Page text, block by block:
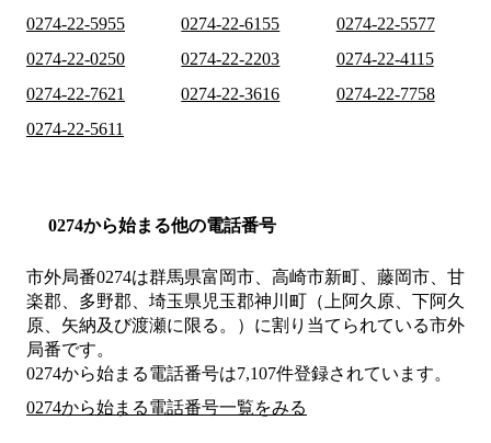
0274-22-5955
0274-22-6155
0274-22-5577
0274-22-0250
0274-22-2203
0274-22-4115
0274-22-7621
0274-22-3616
0274-22-7758
0274-22-5611
0274から始まる他の電話番号
市外局番0274は群馬県富岡市、高崎市新町、藤岡市、甘
楽郡、多野郡、埼玉県児玉郡神川町（上阿久原、下阿久
原、矢納及び渡瀬に限る。） に割り当てられている市外
局番です。
0274から始まる電話番号は7,107件登録されています。
0274から始まる電話番号一覧をみる